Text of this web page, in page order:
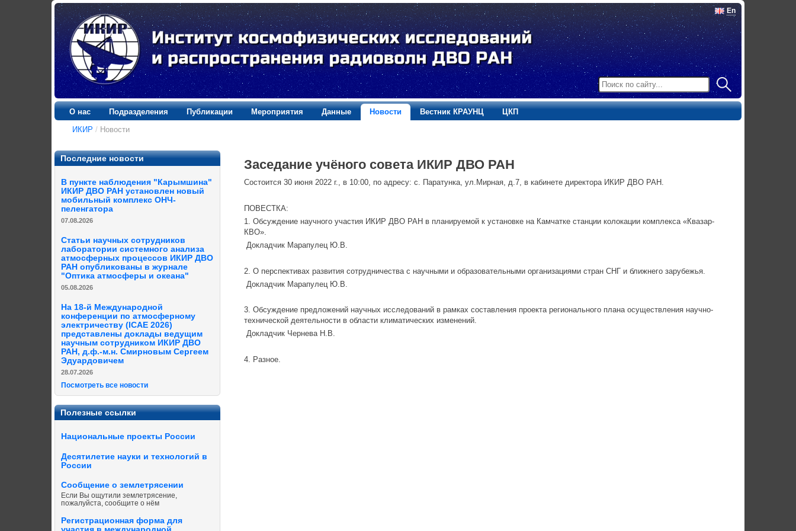
En
О нас Подразделения Публикации Мероприятия Данные Новости Вестник КРАУНЦ
ЦКП
ИКИР / Новости
Последние новости
В пункте наблюдения "Карымшина"
ИКИР ДВО РАН установлен новый
мобильный комплекс ОНЧ-
пеленгатора
07.08.2026
Статьи научных сотрудников
лаборатории системного анализа
атмосферных процессов ИКИР ДВО
РАН опубликованы в журнале
"Оптика атмосферы и океана"
05.08.2026
На 18-й Международной
конференции по атмосферному
электричеству (ICAE 2026)
представлены доклады ведущим
научным сотрудником ИКИР ДВО
РАН, д.ф.-м.н. Смирновым Сергеем
Эдуардовичем
28.07.2026
Посмотреть все новости
Полезные ссылки
Национальные проекты России
Десятилетие науки и технологий в
России
Сообщение о землетрясении
Если Вы ощутили землетрясение,
пожалуйста, сообщите о нём
Регистрационная форма для
Заседание учёного совета ИКИР ДВО РАН
Состоится 30 июня 2022 г., в 10:00, по адресу: с. Паратунка, ул.Мирная, д.7, в кабинете директора ИКИР ДВО РАН.
ПОВЕСТКА:
1. Обсуждение научного участия ИКИР ДВО РАН в планируемой к установке на Камчатке станции колокации комплекса «Квазар-
КВО».
Докладчик Марапулец Ю.В.
2. О перспективах развития сотрудничества с научными и образовательными организациями стран СНГ и ближнего зарубежья.
Докладчик Марапулец Ю.В.
3. Обсуждение предложений научных исследований в рамках составления проекта регионального плана осуществления научно-
технической деятельности в области климатических изменений.
Докладчик Чернева Н.В.
4. Разное.